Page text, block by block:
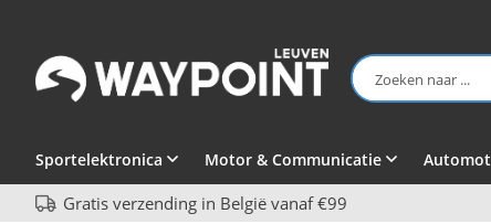
Sportelektronica Motor & Communicatie
Gratis verzending in België vanaf €99